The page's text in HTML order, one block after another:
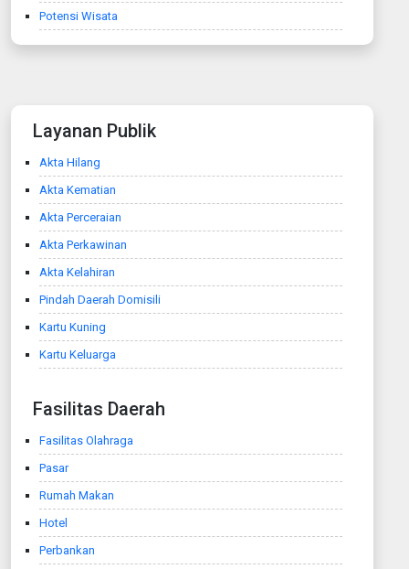
Potensi Wisata
Layanan Publik
Akta Hilang
Akta Kematian
Akta Perceraian
Akta Perkawinan
Akta Kelahiran
Pindah Daerah Domisili
Kartu Kuning
Kartu Keluarga
Fasilitas Daerah
Fasilitas Olahraga
Pasar
Rumah Makan
Hotel
Perbankan